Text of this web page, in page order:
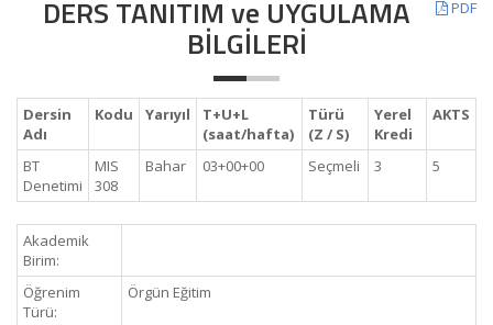
PDF
DERS TANITIM ve UYGULAMA
BİLGİLERİ
Dersin
Adı
Kodu Yarıyıl
T+U+L
(saat/hafta)
Türü
(Z / S)
Yerel
Kredi
AKTS
BT
Denetimi
MIS
308
Bahar 03+00+00 Seçmeli 3 5
Akademik
Birim:
Öğrenim
Türü:
Örgün Eğitim